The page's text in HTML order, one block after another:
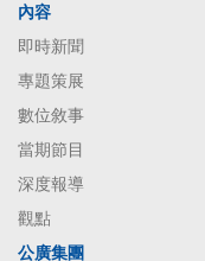
內容
即時新聞
專題策展
數位敘事
當期節目
深度報導
觀點
公廣集團